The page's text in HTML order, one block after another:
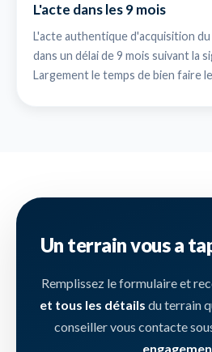
L'acte dans les 9 mois
L'acte authentique d'acquisition
dans un délai de 9 mois suivant la
Largement le temps de bien faire
Un terrain vous a
Remplissez le formulaire et
et tous les détails du terrain
conseiller vous contacte